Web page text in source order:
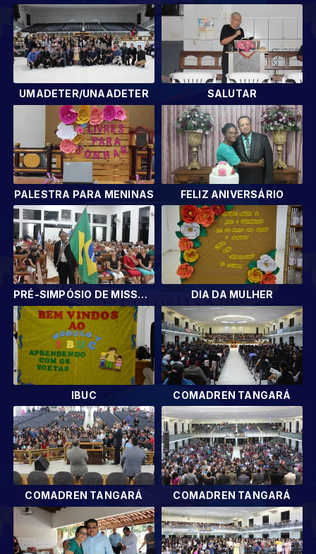
UMADETER/UNAADETER SALUTAR
PALESTRA PARA MENINAS FELIZ ANIVERSÁRIO
PRÉ-SIMPÓSIO DE MISSÕES DIA DA MULHER
IBUC COMADREN TANGARÁ
COMADREN TANGARÁ COMADREN TANGARÁ